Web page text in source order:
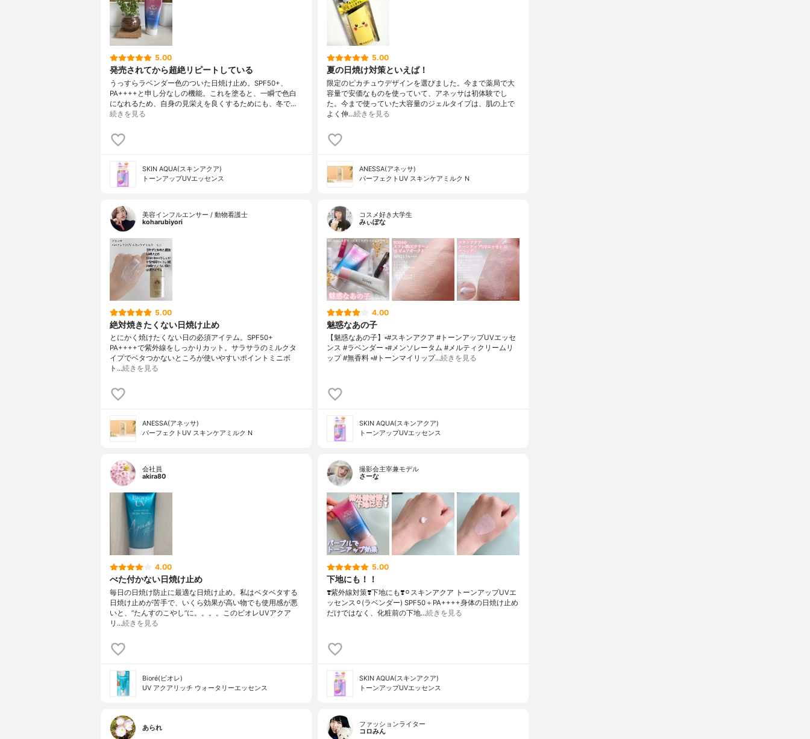
5.00
発売されてから超絶リピートしている
うっすらラベンダー色のついた日焼け止め。SPF50+、
PA++++と申し分なしの機能。これを塗ると、一瞬で色白
になれるため、自身の見栄えを良くするためにも、冬で…
続きを見る
SKIN AQUA(スキンアクア)
トーンアップUVエッセンス
5.00
夏の日焼け対策といえば！
限定のピカチュウデザインを選びました。今まで薬局で大
容量で安価なものを使っていて、アネッサは初体験でし
た。今まで使っていた大容量のジェルタイプは、肌の上で
よく伸…続きを見る
ANESSA(アネッサ)
パーフェクトUV スキンケアミルク N
美容インフルエンサー / 動物看護士
koharubiyori
5.00
絶対焼きたくない日焼け止め
とにかく焼けたくない日の必須アイテム。SPF50+
PA++++で紫外線をしっかりカット。サラサラのミルクタ
イプでベタつかないところが使いやすいポイントミニボ
ト…続きを見る
ANESSA(アネッサ)
パーフェクトUV スキンケアミルク N
コスメ好き大学生
みぃぽな
4.00
魅惑なあの子
【魅惑なあの子】▫️#スキンアクア #トーンアップUVエッセ
ンス #ラベンダー ▫️#メンソレータム #メルティクリームリ
ップ #無香料 ▫️#トーンマイリップ…続きを見る
SKIN AQUA(スキンアクア)
トーンアップUVエッセンス
会社員
akira80
4.00
べた付かない日焼け止め
毎日の日焼け防止に最適な日焼け止め。私はベタベタする
日焼け止めが苦手で、いくら効果が高い物でも使用感が悪
いと、”たんすのこやし”に。。。。このビオレUVアクア
リ…続きを見る
Bioré(ビオレ)
UV アクアリッチ ウォータリーエッセンス
撮影会主宰兼モデル
さーな
5.00
下地にも！！
❣️紫外線対策❣️下地にも❣️⚪︎スキンアクア トーンアップUVエ
ッセンス⚪︎(ラベンダー) SPF50＋PA++++身体の日焼け止め
だけではなく、化粧前の下地…続きを見る
SKIN AQUA(スキンアクア)
トーンアップUVエッセンス
あられ
ファッションライター
コロみん